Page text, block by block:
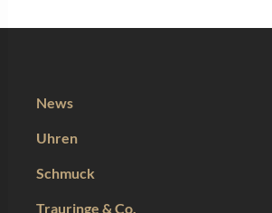
News
Uhren
Schmuck
Trauringe & Co.